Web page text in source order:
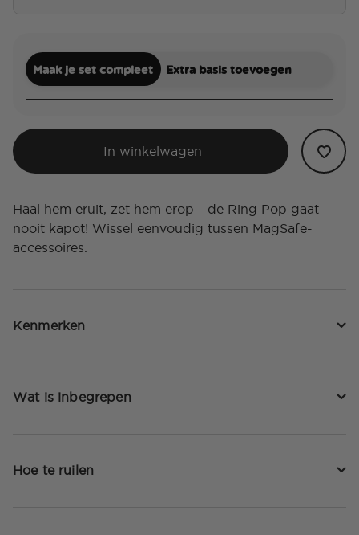
Maak je set compleet Extra basis toevoegen
In winkelwagen
Haal hem eruit, zet hem erop - de Ring Pop gaat
nooit kapot! Wissel eenvoudig tussen MagSafe-
accessoires.
Kenmerken
Wat is inbegrepen
Hoe te ruilen